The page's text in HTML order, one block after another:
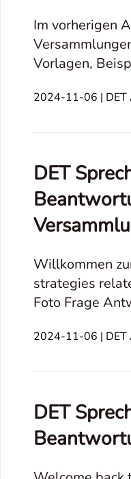
Im vorherigen
Vorlagen,
2024-11-06 |
DET
Willkommen
strategies
Foto Frage
2024-11-06 |
DET